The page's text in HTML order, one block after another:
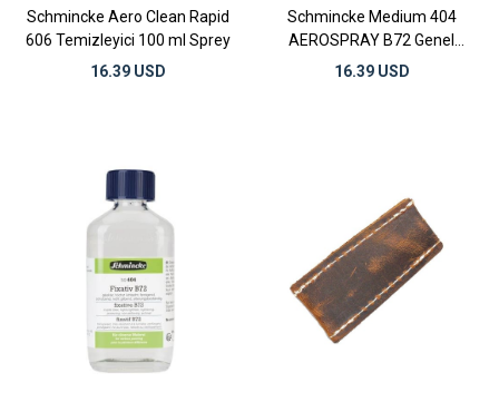
Schmincke Aero Clean Rapid
606 Temizleyici 100 ml Sprey
16.39 USD
Schmincke Medium 404
AEROSPRAY B72 Genel
Amaçlı Fiksatif 60 ml
16.39 USD